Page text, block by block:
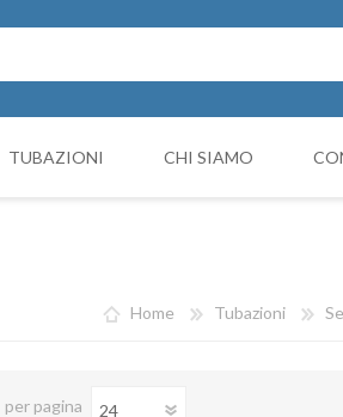
TUBAZIONI CHI SIAMO
Home Tubazioni
per pagina